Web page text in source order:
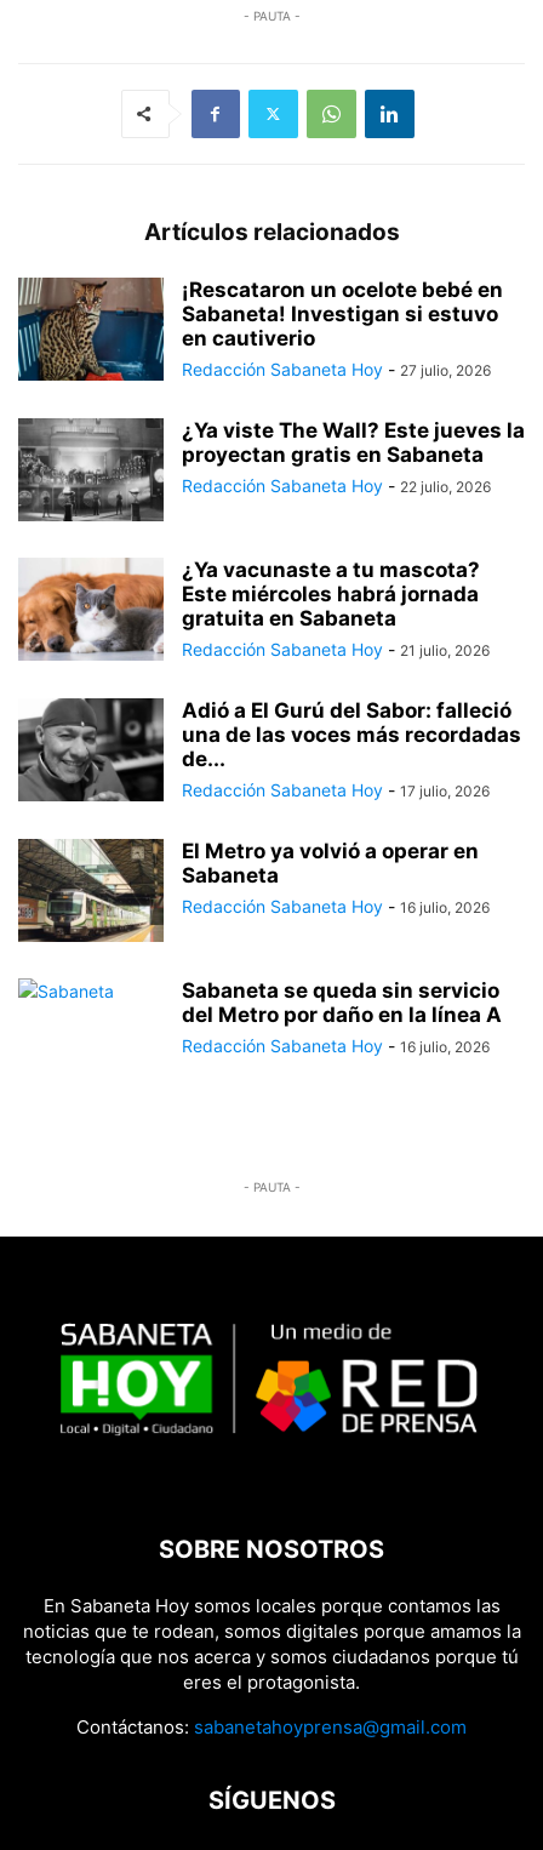
- PAUTA -
Artículos relacionados
¡Rescataron un ocelote bebé en
Sabaneta! Investigan si estuvo
en cautiverio
Redacción Sabaneta Hoy - 27 julio, 2026
¿Ya viste The Wall? Este jueves la
proyectan gratis en Sabaneta
Redacción Sabaneta Hoy - 22 julio, 2026
¿Ya vacunaste a tu mascota?
Este miércoles habrá jornada
gratuita en Sabaneta
Redacción Sabaneta Hoy - 21 julio, 2026
Adió a El Gurú del Sabor: falleció
una de las voces más recordadas
de...
Redacción Sabaneta Hoy - 17 julio, 2026
El Metro ya volvió a operar en
Sabaneta
Redacción Sabaneta Hoy - 16 julio, 2026
Sabaneta se queda sin servicio
del Metro por daño en la línea A
Redacción Sabaneta Hoy - 16 julio, 2026
- PAUTA -
SOBRE NOSOTROS
En Sabaneta Hoy somos locales porque contamos las
noticias que te rodean, somos digitales porque amamos la
tecnología que nos acerca y somos ciudadanos porque tú
eres el protagonista.
Contáctanos: sabanetahoyprensa@gmail.com
SÍGUENOS